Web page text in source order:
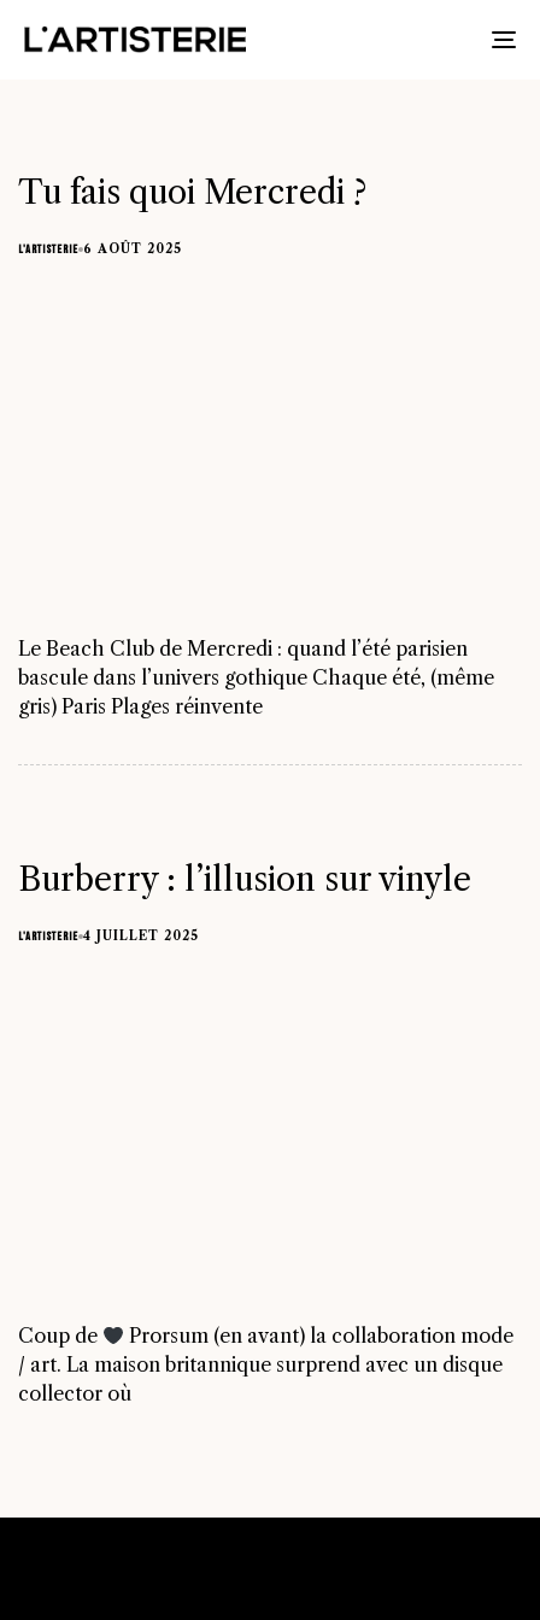
Tu fais quoi Mercredi ?
L'ARTISTERIE 6 AOÛT 2025
Le Beach Club de Mercredi : quand l’été parisien
bascule dans l’univers gothique Chaque été, (même
gris) Paris Plages réinvente
Burberry : l’illusion sur vinyle
L'ARTISTERIE 4 JUILLET 2025
Coup de
Prorsum (en avant) la collaboration mode
/ art. La maison britannique surprend avec un disque
collector où